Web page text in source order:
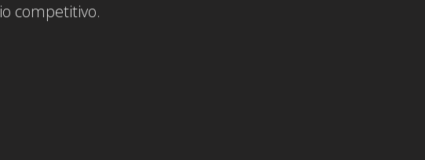
competitivo.